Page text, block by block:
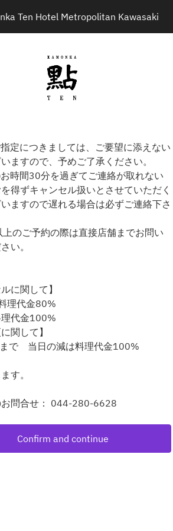
Ten Hotel Metropolitan Kawasaki
定につきましては、ご要望に添えない
ますので、予めご了承ください。
時間30分を過ぎてご連絡が取れない
得ずキャンセル扱いとさせていただく
ますので遅れる場合は必ずご連絡下さ
のご予約の際は直接店舗までお問い
い。
に関して】
理代金80%
代金100%
関して】
で 当日の減は料理代金100%
す。
お問合せ： 044-280-6628
Confirm and continue